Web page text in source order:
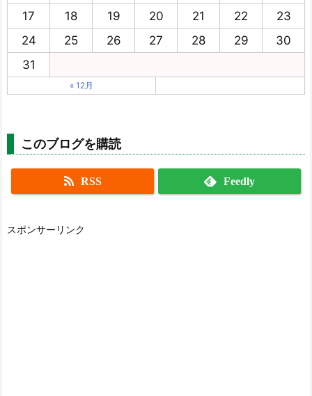
17
18 19 20 21 22
23
24
25 26 27 28 29
30
31
« 12月
このブログを購読
RSS Feedly
スポンサーリンク